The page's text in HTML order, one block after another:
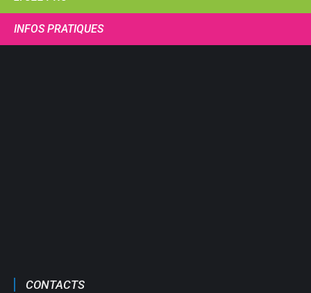
INFOS PRATIQUES
CONTACTS